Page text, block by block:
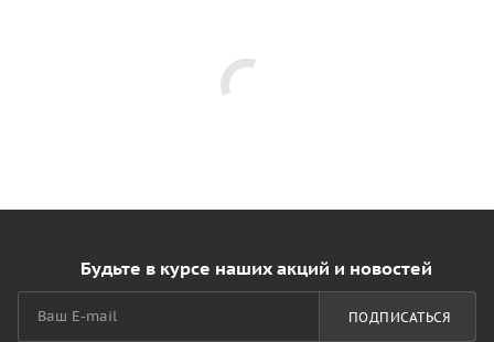
Будьте в курсе наших акций и новостей
ПОДПИСАТЬСЯ